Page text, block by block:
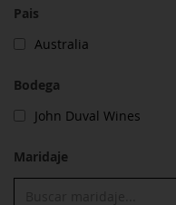
Pais
Australia
Bodega
John Duval Wines
Maridaje